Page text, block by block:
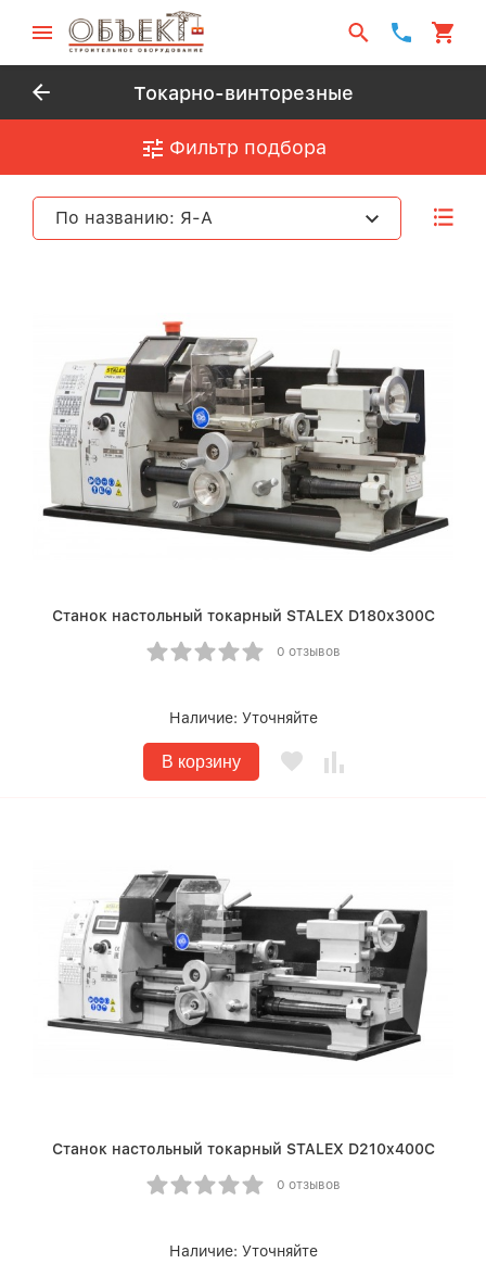
Токарно-винторезные
Фильтр подбора
По названию: Я-А
Станок настольный токарный STALEX D180x300C
0 отзывов
Наличие: Уточняйте
В корзину
Станок настольный токарный STALEX D210x400C
0 отзывов
Наличие: Уточняйте